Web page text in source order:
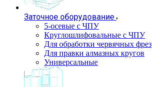
Заточное оборудование
5-осевые с ЧПУ
Круглошлифовальные с ЧПУ
Для обработки червячных фрез
Для правки алмазных кругов
Универсальные